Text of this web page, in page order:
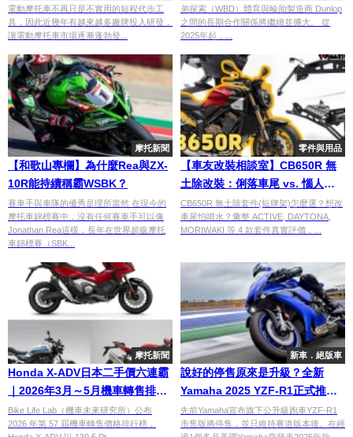
電動摩托車不再只是不實用的短程代步工
具，因此近幾年有越來越多廠牌投入研發，
讓電動摩托車市場逐漸蓬勃發...
弟探索（WBD）體育與輪胎製造商 Dunlop
之間的長期合作關係將繼續並擴大。 從
2025年起，...
摩托新聞
【和歌山專欄】為什麼Rea與ZX-
10R能持續稱霸WSBK？
賽車手與車隊的優秀是理所當然 在現今的
摩托車錦標賽中，沒有任何賽車手可以像
Jonathan Rea這樣，長年在世界超級摩托
車錦標賽（SBK...
零件與用品
【車友改裝相談室】CB650R 無
土除改裝：俐落車尾 vs. 惱人泥
水，你選哪一邊？ ｜台日車友評
價匯總
CB650R 無土除套件(短牌架)怎麼選？想改
車尾怕噴水？彙整 ACTIVE, DAYTONA,
MORIWAKI 等 4 款套件真實評價，...
摩托新聞
Honda X-ADV日本二手價六連霸
｜2026年3月～5月機車轉售排行
榜 CBR1000RR-R FIREBLADE
SP首度躋身前十
Bike Life Lab（機車未來研究所）公布
2026 年第 57 屆機車轉售價格排行榜，
新車．絕版車
說好的停售原來是升級？全新
Yamaha 2025 YZF-R1正式推出
且配備更新！
先前Yamaha宣布旗下公升級跑車YZF-R1
市售版將停售，並只維持賽道版本後。在經